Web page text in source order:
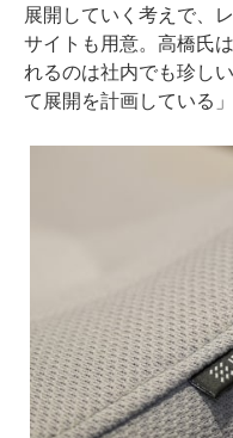
展開していく考えで、
サイトも用意。高橋氏
れるのは社内でも珍し
て展開を計画している」